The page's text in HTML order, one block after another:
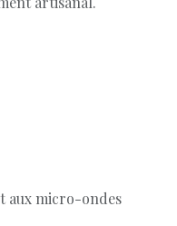
aux micro-ondes